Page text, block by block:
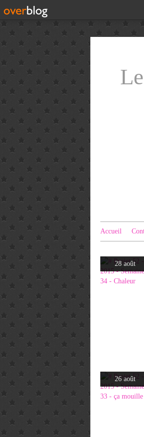
Accueil
28 août
26 août